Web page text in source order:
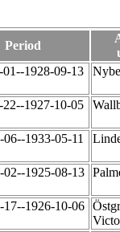
Period
01--1928-09-13
22--1927-10-05
06--1933-05-11
02--1925-08-13
17--1926-10-06